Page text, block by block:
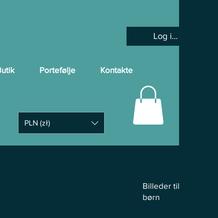
Portefølje Kontakte
Log ind
PLN (zł)
Billeder til
børn